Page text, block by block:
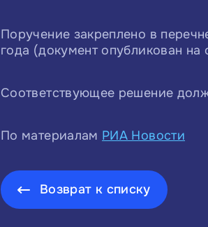
Поручение закреплено в
года (документ опубликован
Соответствующее решение
По материалам РИА Новости
Возврат к списку